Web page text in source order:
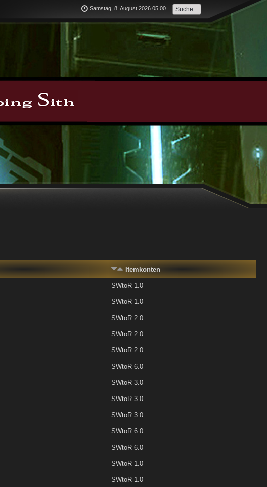
Samstag, 8. August 2026 05:00
Itemkonten
SWtoR 1.0
SWtoR 1.0
SWtoR 2.0
SWtoR 2.0
SWtoR 2.0
SWtoR 6.0
SWtoR 3.0
SWtoR 3.0
SWtoR 3.0
SWtoR 6.0
SWtoR 6.0
SWtoR 1.0
SWtoR 1.0